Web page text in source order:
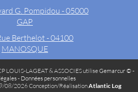
G. Pompidou - 05000
GAP
Berthelot - 04100
MANOSQUE
LOUIS-LAGEAT & ASSOCIES utiliseGemarcur © -
- Données personnelles
08/2026 Conception/RéalisationAtlantic Log